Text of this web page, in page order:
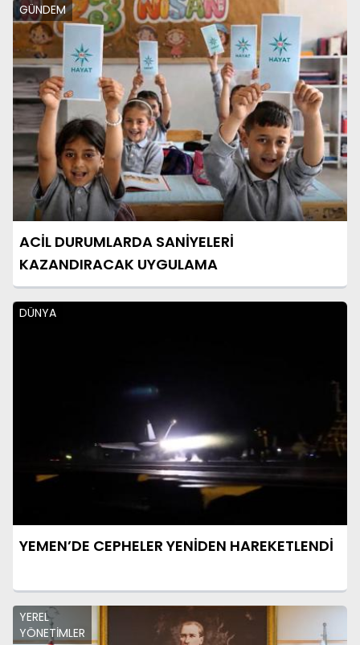
GÜNDEM
ACİL DURUMLARDA SANİYELERİ
KAZANDIRACAK UYGULAMA
DÜNYA
YEMEN’DE CEPHELER YENİDEN HAREKETLENDİ
YEREL
YÖNETİMLER